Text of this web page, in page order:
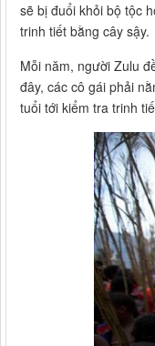
sẽ bị đuổi khỏi bộ tộc
trinh tiết bằng cây sậy.
Mỗi năm, người Zulu
đây, các cô gái phải
tuổi tới kiểm tra trinh